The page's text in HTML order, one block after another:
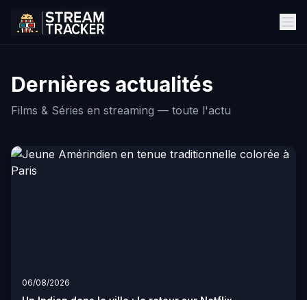
Dernières actualités
Films & Séries en streaming — toute l'actu
06/08/2026